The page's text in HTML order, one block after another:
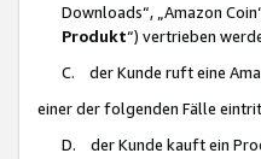
Downloads“, „Amazon
Produkt“) vertrieben
C. der Kunde ruft eine
einer der folgenden Fälle
D. der Kunde kauft ein